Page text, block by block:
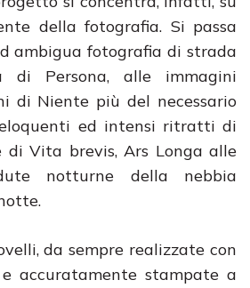
della fotografia. Si passa
ambigua fotografia di strada
di Persona, alle immagini
di Niente più del necessario
ed intensi ritratti di
di Vita brevis, Ars Longa alle
notturne della nebbia
da sempre realizzate con
accuratamente stampate a